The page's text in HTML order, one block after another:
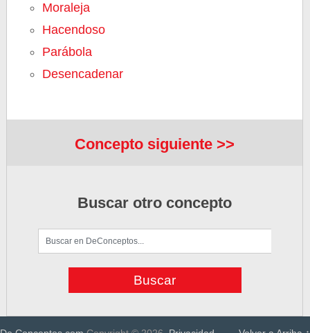
Moraleja
Hacendoso
Parábola
Desencadenar
Concepto siguiente >>
Buscar otro concepto